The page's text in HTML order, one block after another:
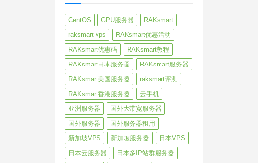
CentOS GPU服务器
RAKsmart
raksmart vps
RAKsmart优惠活动
RAKsmart优惠码
RAKsmart教程
RAKsmart日本服务器
RAKsmart服务器
RAKsmart美国服务器
raksmart评测
RAKsmart香港服务器
云手机
亚洲服务器
国外大带宽服务器
国外服务器
国外服务器租用
新加坡VPS
新加坡服务器
日本VPS
日本云服务器
日本多IP站群服务器